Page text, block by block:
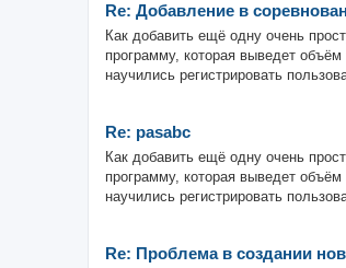
Re: Добавление в
Как добавить ещё одну очень
программу, которая выведет
научились регистрировать
Re: pasabc
Как добавить ещё одну очень
программу, которая выведет
научились регистрировать
Re: Проблема в создании